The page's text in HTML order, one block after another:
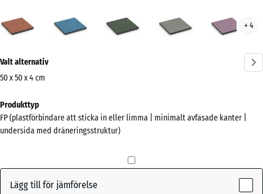
(active)
granit
+ 4
information
om
Visa
färgpalett
Valt alternativ
50 x 50 x 4 cm
för
frakt
500
Produkttyp
FP (plastförbindare att sticka in eller limma | minimalt avfasade kanter |
undersida med dräneringsstruktur)
Lägg till för jämförelse